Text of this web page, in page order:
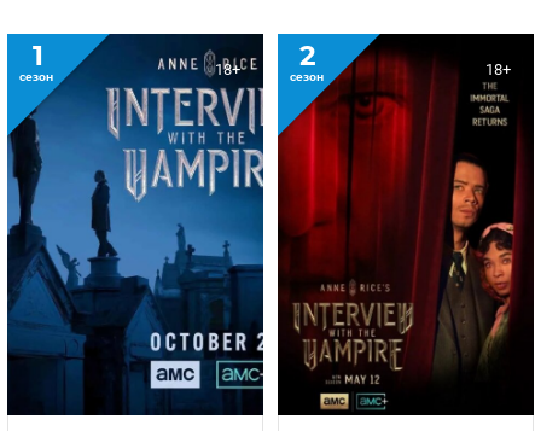
1
сезон 18+ 2
сезон 18+